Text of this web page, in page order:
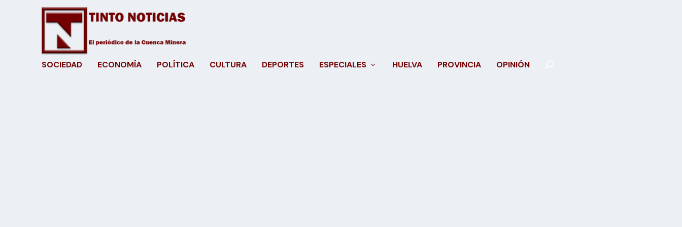
SOCIEDAD ECONOMÍA POLÍTICA CULTURA DEPORTES ESPECIALES HUELVA PROVINCIA OPINIÓN